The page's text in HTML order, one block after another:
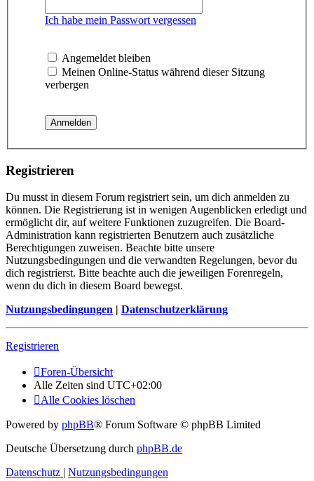
Ich habe mein Passwort vergessen
Angemeldet bleiben
Meinen Online-Status während dieser Sitzung
verbergen
Registrieren
Du musst in diesem Forum registriert sein, um dich anmelden zu
können. Die Registrierung ist in wenigen Augenblicken erledigt und
ermöglicht dir, auf weitere Funktionen zuzugreifen. Die Board-
Administration kann registrierten Benutzern auch zusätzliche
Berechtigungen zuweisen. Beachte bitte unsere
Nutzungsbedingungen und die verwandten Regelungen, bevor du
dich registrierst. Bitte beachte auch die jeweiligen Forenregeln,
wenn du dich in diesem Board bewegst.
Nutzungsbedingungen | Datenschutzerklärung
Registrieren
Foren-Übersicht
Alle Zeiten sind UTC+02:00
Alle Cookies löschen
Powered by phpBB® Forum Software © phpBB Limited
Deutsche Übersetzung durch phpBB.de
Datenschutz | Nutzungsbedingungen